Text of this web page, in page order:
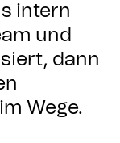
intern
und
dann
Wege.